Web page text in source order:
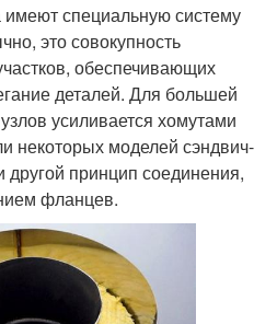
специальную систему
это совокупность
обеспечивающих
деталей. Для большей
усиливается хомутами
некоторых моделей сэндвич-
принцип соединения,
фланцев.